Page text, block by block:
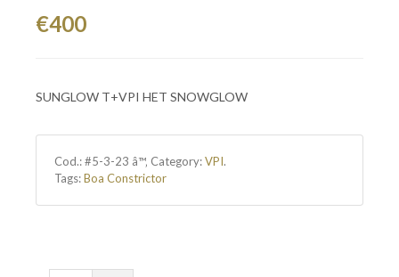
€400
SUNGLOW T+VPI HET SNOWGLOW
Cod.:#5-3-23 â™‚ Category:VPI.
Tags:Boa Constrictor